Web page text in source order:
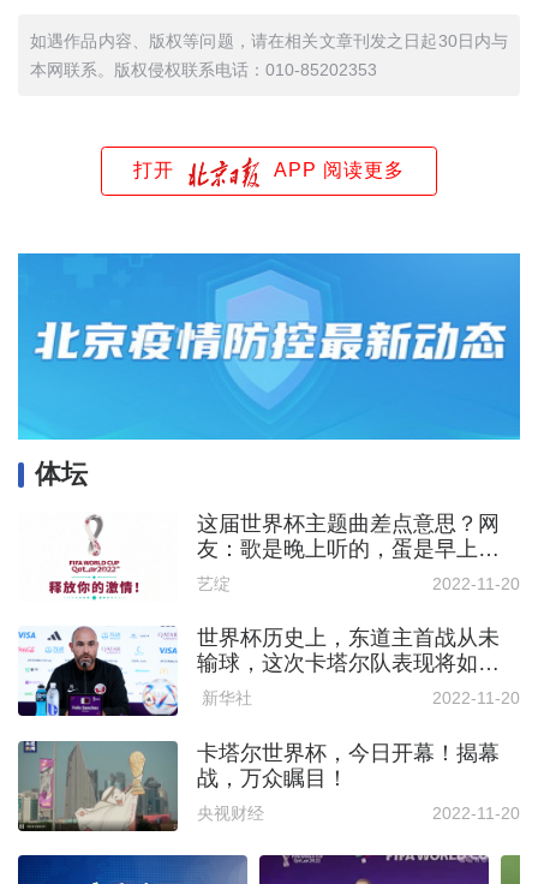
如遇作品内容、版权等问题，请在相关文章刊发之日起30日内与
本网联系。版权侵权联系电话：010-85202353
打开 APP 阅读更多
体坛
这届世界杯主题曲差点意思？网
友：歌是晚上听的，蛋是早上下
的
艺绽 2022-11-20
世界杯历史上，东道主首战从未
输球，这次卡塔尔队表现将如
何？
新华社 2022-11-20
卡塔尔世界杯，今日开幕！揭幕
战，万众瞩目！
央视财经 2022-11-20